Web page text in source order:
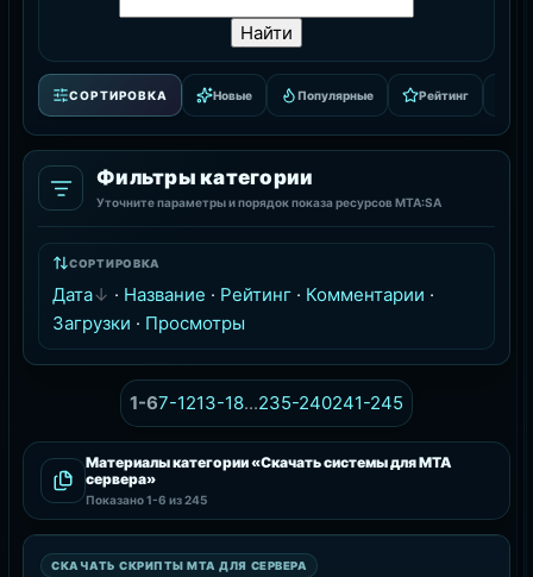
СОРТИРОВКА Новые Популярные Рейтинг
Фильтры категории
Уточните параметры и порядок показа ресурсов MTA:SA
СОРТИРОВКА
Дата · Название · Рейтинг · Комментарии ·
Загрузки · Просмотры
1-67-1213-18...235-240241-245
Материалы категории «Скачать системы для MTA
сервера»
Показано1-6 из 245
РЕСУРС
СКАЧАТЬ СИСТЕМЫ ДЛЯ MTA СЕРВЕРА
СКАЧАТЬ СКРИПТЫ MTA ДЛЯ СЕРВЕРА